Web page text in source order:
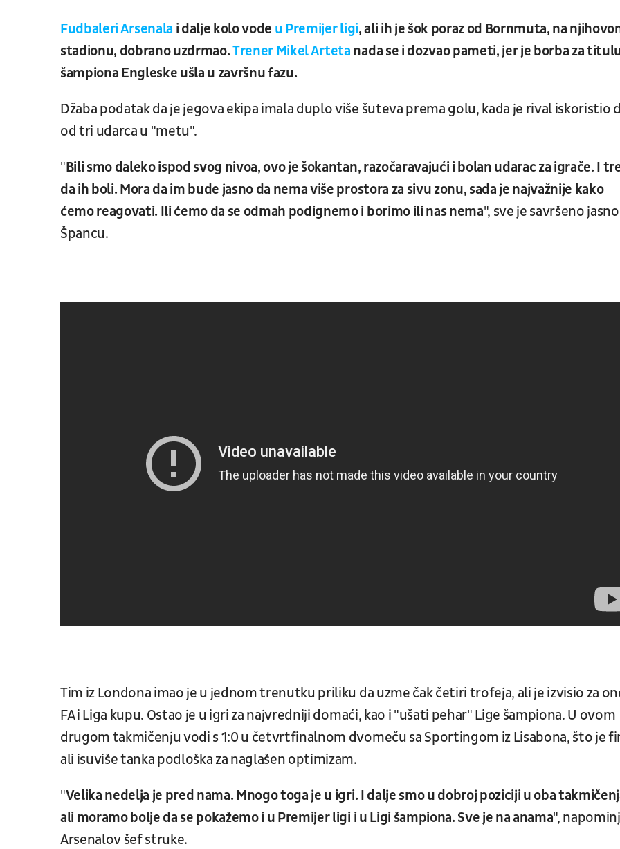
Fudbaleri Arsenala i dalje kolo vode u Premijer ligi, ali ih je šok poraz od Bornmuta, na
stadionu, dobrano uzdrmao.Trener Mikel Arteta nada se i dozvao pameti, jer je borba za
šampiona Engleske ušla u završnu fazu.
Džaba podatak da je jegova ekipa imala duplo više šuteva prema golu, kada je rival iskoristio
od tri udarca u "metu".
"Bili smo daleko ispod svog nivoa, ovo je šokantan, razočaravajući i bolan udarac za igrače. I
da ih boli. Mora da im bude jasno da nema više prostora za sivu zonu, sada je najvažnije kako
ćemo reagovati. Ili ćemo da se odmah podignemo i borimo ili nas nema", sve je savršeno jasno
Špancu.
Tim iz Londona imao je u jednom trenutku priliku da uzme čak četiri trofeja, ali je izvisio za
FA i Liga kupu. Ostao je u igri za najvredniji domaći, kao i "ušati pehar" Lige šampiona. U ovom
drugom takmičenju vodi s 1:0 u četvrtfinalnom dvomeču sa Sportingom iz Lisabona, što je
ali isuviše tanka podloška za naglašen optimizam.
"Velika nedelja je pred nama. Mnogo toga je u igri. I dalje smo u dobroj poziciji u oba
ali moramo bolje da se pokažemo i u Premijer ligi i u Ligi šampiona. Sve je na anama",
Arsenalov šef struke.